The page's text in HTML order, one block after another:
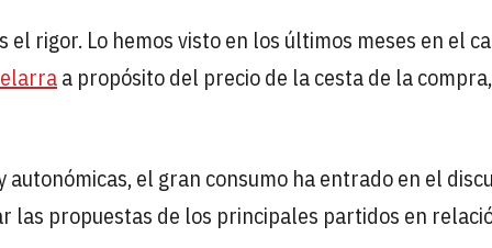
rigor. Lo hemos visto en los últimos meses en el
a propósito del precio de la cesta de la
el gran consumo ha entrado en el
las propuestas de los principales partidos en